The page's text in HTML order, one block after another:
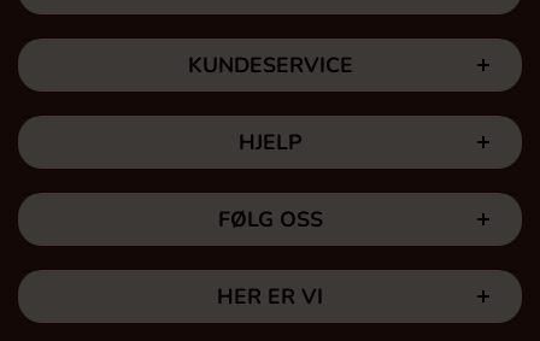
KUNDESERVICE
HJELP
FØLG OSS
HER ER VI